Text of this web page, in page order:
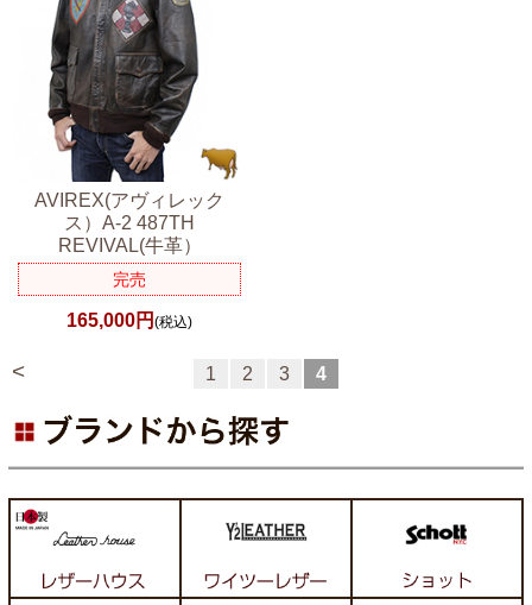
AVIREX(アヴィレック
ス）A-2 487TH
REVIVAL(牛革）
完売
165,000円(税込)
< 1 2 3 4